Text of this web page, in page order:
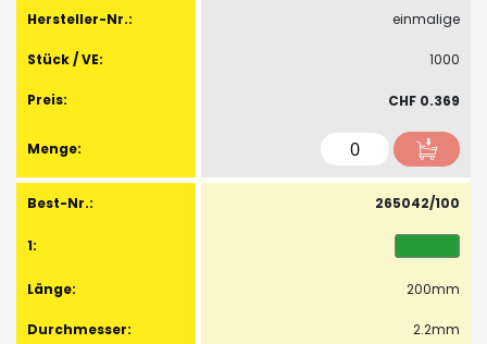
einmalige
1000
CHF 0.369
265042/100
200mm
2.2mm